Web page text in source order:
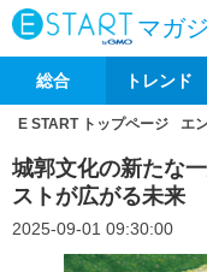
マガ
総合 トレンド
E START トップページ エ
城郭文化の新たな
ストが広がる未来
2025-09-01 09:30:00